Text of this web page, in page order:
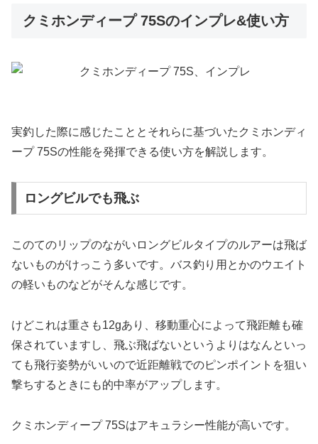
クミホンディープ 75Sのインプレ&使い方
実釣した際に感じたこととそれらに基づいたクミホンディ
ープ 75Sの性能を発揮できる使い方を解説します。
ロングビルでも飛ぶ
このてのリップのながいロングビルタイプのルアーは飛ば
ないものがけっこう多いです。バス釣り用とかのウエイト
の軽いものなどがそんな感じです。
けどこれは重さも12gあり、移動重心によって飛距離も確
保されていますし、飛ぶ飛ばないというよりはなんといっ
ても飛行姿勢がいいので近距離戦でのピンポイントを狙い
撃ちするときにも的中率がアップします。
クミホンディープ 75Sはアキュラシー性能が高いです。